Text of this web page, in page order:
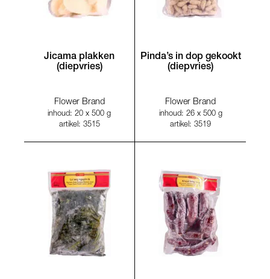
Jicama plakken
(diepvries)
Flower Brand
inhoud: 20 x 500 g
artikel: 3515
Pinda’s in dop gekookt
(diepvries)
Flower Brand
inhoud: 26 x 500 g
artikel: 3519